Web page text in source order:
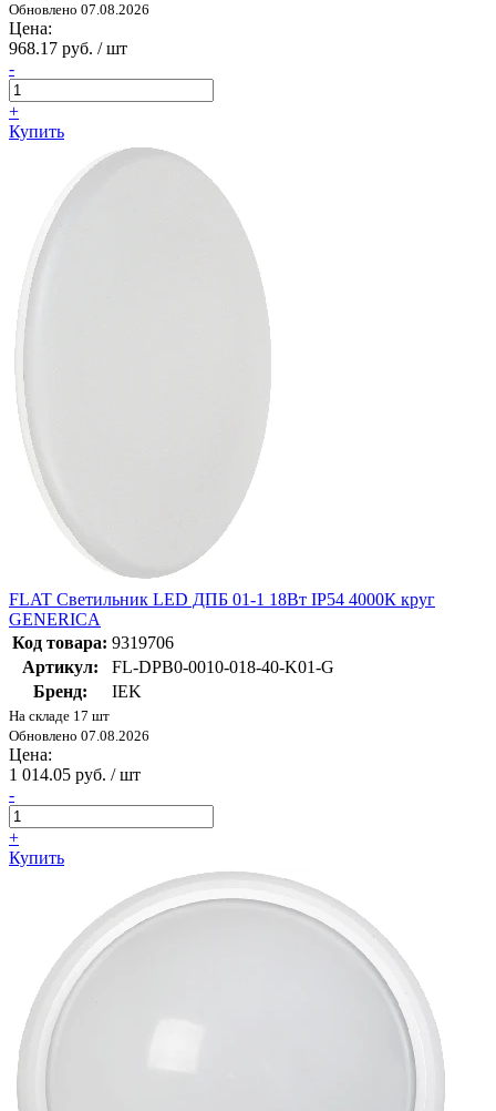
Обновлено 07.08.2026
Цена:
968.17 руб. / шт
-
+
Купить
FLAT Светильник LED ДПБ 01-1 18Вт IP54 4000К круг
GENERICA
Код товара: 9319706
Артикул:
FL-DPB0-0010-018-40-K01-G
Бренд:
IEK
На складе 17 шт
Обновлено 07.08.2026
Цена:
1 014.05 руб. / шт
-
+
Купить